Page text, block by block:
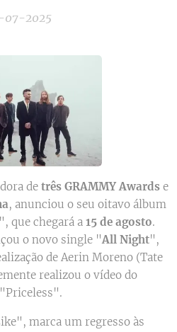
07-2025
de três GRAMMY Awards e
, anunciou o seu oitavo álbum
", que chegará a 15 de agosto.
o novo single "All Night",
de Aerin Moreno (Tate
realizou o vídeo do
marca um regresso às